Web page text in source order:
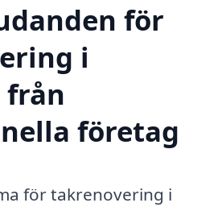
för
i
från
företag
för takrenovering i